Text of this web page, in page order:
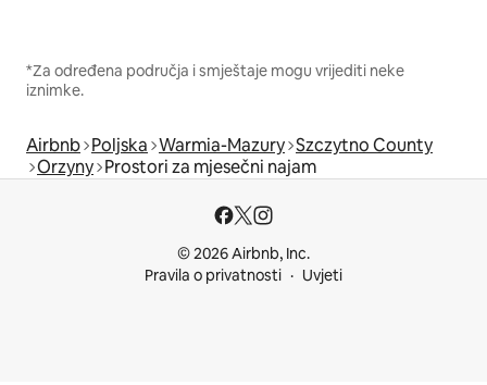
*Za određena područja i smještaje mogu vrijediti neke
iznimke.
Airbnb Poljska Warmia-Mazury Szczytno County
Orzyny Prostori za mjesečni najam
© 2026 Airbnb, Inc.
Pravila o privatnosti
Uvjeti